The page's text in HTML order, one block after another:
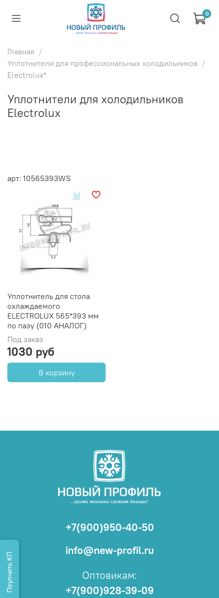
0
Главная
Уплотнители для профессиональных холодильников
Electrolux*
Уплотнители для холодильников
Electrolux
арт: 10565393WS
Уплотнитель для стола
охлаждаемого
ELECTROLUX 565*393 мм
по пазу (010 АНАЛОГ)
Под заказ
1030 руб
В корзину
+7(900)950-40-50
info@new-profil.ru
Оптовикам:
+7(900)928-39-09
Поулчить КП